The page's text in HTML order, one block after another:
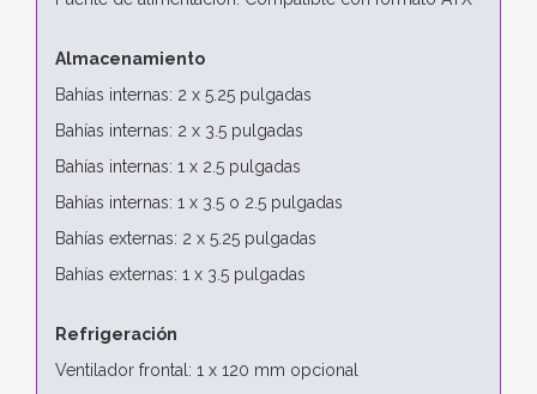
Almacenamiento
Bahías internas: 2 x 5.25 pulgadas
Bahías internas: 2 x 3.5 pulgadas
Bahías internas: 1 x 2.5 pulgadas
Bahías internas: 1 x 3.5 o 2.5 pulgadas
Bahías externas: 2 x 5.25 pulgadas
Bahías externas: 1 x 3.5 pulgadas
Refrigeración
Ventilador frontal: 1 x 120 mm opcional